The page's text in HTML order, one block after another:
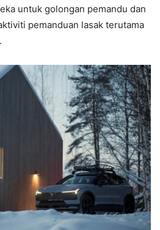
untuk golongan pemandu dan
pemanduan lasak terutama